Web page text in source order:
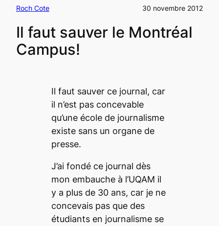
Roch Cote 30 novembre 2012
Il faut sauver le Montréal
Campus!
Il faut sauver ce journal, car
il n’est pas concevable
qu’une école de journalisme
existe sans un organe de
presse.
J’ai fondé ce journal dès
mon embauche à l’UQAM il
y a plus de 30 ans, car je ne
concevais pas que des
étudiants en journalisme se